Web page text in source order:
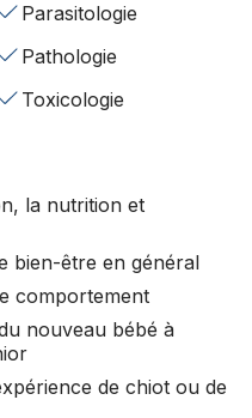
Parasitologie
Pathologie
Toxicologie
la nutrition et
bien-être en général
comportement
nouveau bébé à
de chiot ou de